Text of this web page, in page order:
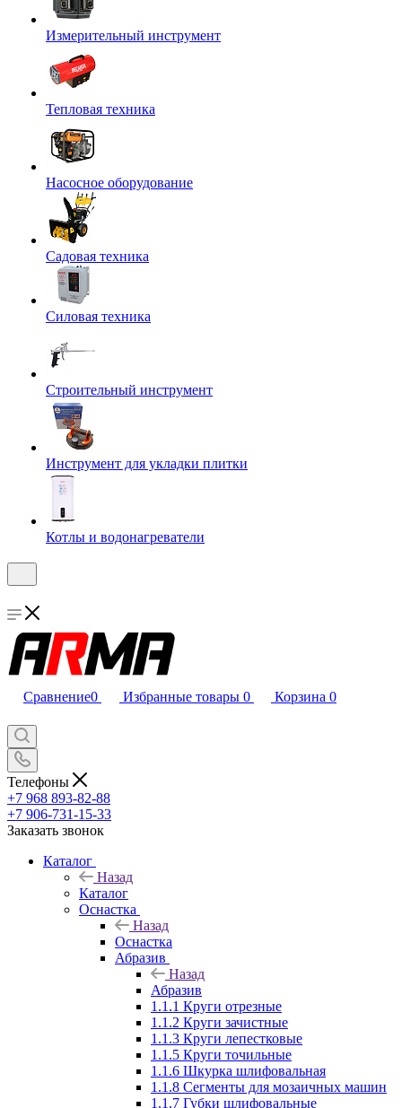
Измерительный инструмент
Тепловая техника
Насосное оборудование
Садовая техника
Силовая техника
Строительный инструмент
Инструмент для укладки плитки
Котлы и водонагреватели
Сравнение0 Избранные товары 0 Корзина 0
Телефоны
+7 968 893-82-88
+7 906-731-15-33
Заказать звонок
Каталог
Назад
Каталог
Оснастка
Назад
Оснастка
Абразив
Назад
Абразив
1.1.1 Круги отрезные
1.1.2 Круги зачистные
1.1.3 Круги лепестковые
1.1.5 Круги точильные
1.1.6 Шкурка шлифовальная
1.1.8 Сегменты для мозаичных машин
1.1.7 Губки шлифовальные